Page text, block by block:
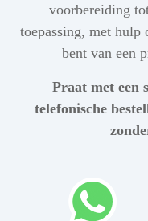
voorbereiding
toepassing, met hulp
bent van een
Praat met een
telefonische